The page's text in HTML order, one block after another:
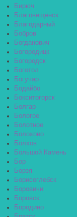
Бирюч
Благовещенск
Благодарный
Бобров
Богданович
Богородицк
Богородск
Боготол
Богучар
Бодайбо
Бокситогорск
Болгар
Бологое
Болотное
Болохово
Болхов
Большой Камень
Бор
Борзя
Борисоглебск
Боровичи
Боровск
Бородино